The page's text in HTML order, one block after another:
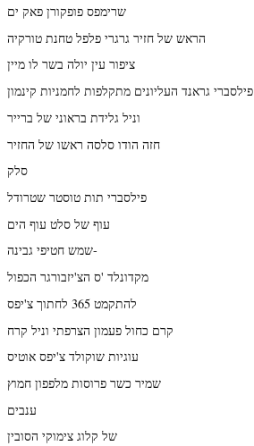
שרימפס פופקורן פאק ים
הראש של חזיר גרגרי פלפל טחנת טורקיה
ציפור עין יולה בשר לו מיין
פילסברי גראנד העליונים מתקלפות לחמניות קינמון
וניל גלידת בראוני של ברייר
חזה הודו סלסה ראשו של החזיר
סלק
פילסברי תות טוסטר שטרודל
עוף של סלט עוף הים
שמש חטיפי גבינה-
מקדונלד 'ס הצ'יזבורגר הכפול
להתקמט 365 לחתוך צ'יפס
קרם כחול פעמון הצרפתי וניל קרח
עוגיות שוקולד צ'יפס אוטיס
שמיר כשר פרוסות מלפפון חמוץ
ענבים
של קלוג צימוקי הסובין